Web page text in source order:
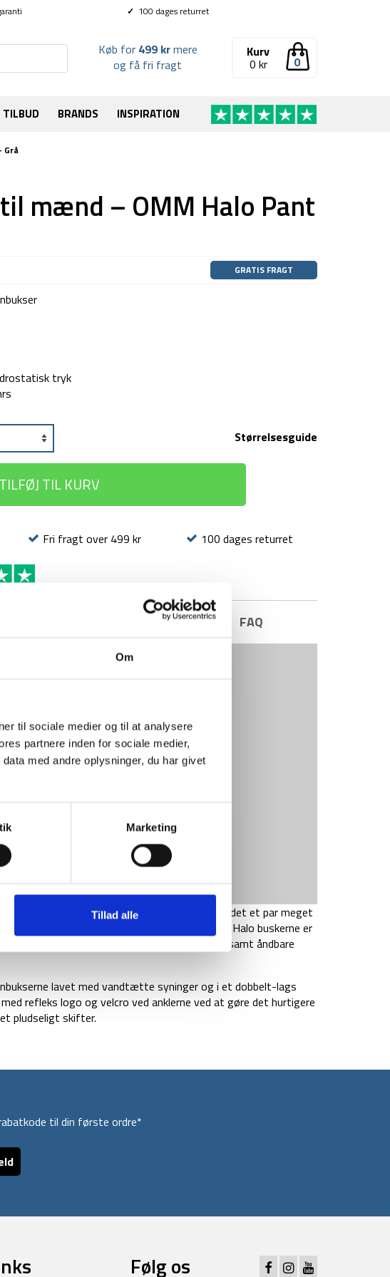
Om
til sociale medier og til at analysere
partnere inden for sociale medier,
med andre oplysninger, du har givet
Marketing
Tillad alle
✓ 100 dages returret
0
Kurv
0 kr
Køb for 499 krmere
og få fri fragt
TILBUD BRANDS INSPIRATION
Grå
mænd – OMM Halo Pant
GRATIS FRAGT
tryk
Størrelsesguide
TILFØJ TIL KURV
Fri fragt over 499 kr 100 dages returret
BRAND FAQ
letteste regnbukser. Med kun 80 gram er det et par meget
par bukser, som du kan bruge i mange år frem. Halo buskerne er
med et hydrostatisk tryk på 10,000mm, samt åndbare
lavet med vandtætte syninger og i et dobbelt-lags
refleks logo og velcro ved anklerne ved at gøre det hurtigere
pludseligt skifter.
til din første ordre*
Følg os